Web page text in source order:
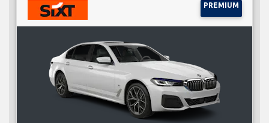
PREMIUM